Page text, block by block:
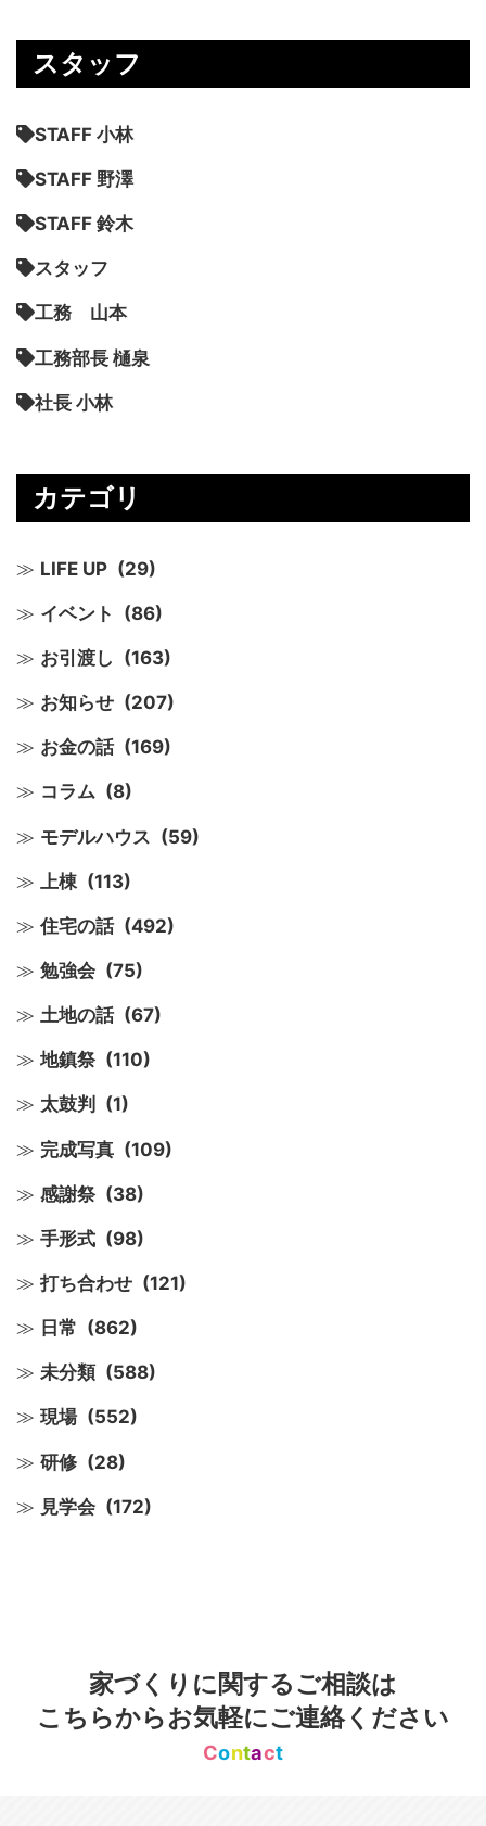
スタッフ
STAFF 小林
STAFF 野澤
STAFF 鈴木
スタッフ
工務 山本
工務部長 樋泉
社長 小林
カテゴリ
LIFE UP (29)
イベント (86)
お引渡し (163)
お知らせ (207)
お金の話 (169)
コラム (8)
モデルハウス (59)
上棟 (113)
住宅の話 (492)
勉強会 (75)
土地の話 (67)
地鎮祭 (110)
太鼓判 (1)
完成写真 (109)
感謝祭 (38)
手形式 (98)
打ち合わせ (121)
日常 (862)
未分類 (588)
現場 (552)
研修 (28)
見学会 (172)
家づくりに関するご相談は
こちらからお気軽にご連絡ください
Contact